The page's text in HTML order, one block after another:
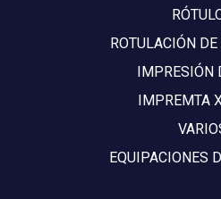
ROTULACIÓN
IMPRESIÓN
IMPREMTA
EQUIPACIONES